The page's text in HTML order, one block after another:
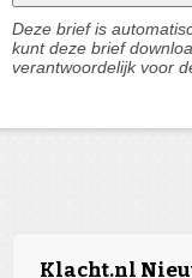
Deze brief is
kunt deze brief
verantwoordelijk voor
Klacht.nl